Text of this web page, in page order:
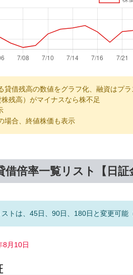
貸借残高の数値をグラフ化、融資はプ
残高）がマイナスなら株不足
場合、終値株価も表示
借倍率一覧リスト【日証
トは、45日、90日、180日と変更可能
8月10日